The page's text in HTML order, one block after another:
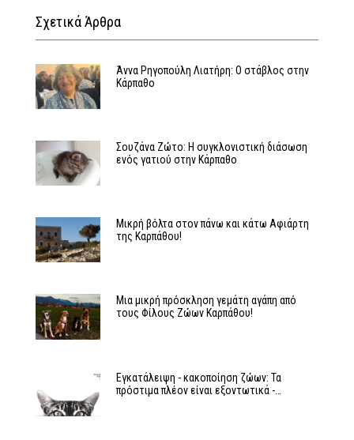
Σχετικά Άρθρα
Άννα Ρηγοπούλη Λιατήρη: Ο στάβλος στην
Κάρπαθο
Σουζάνα Ζώτο: Η συγκλονιστική διάσωση
ενός γατιού στην Κάρπαθο
Μικρή βόλτα στον πάνω και κάτω Αφιάρτη
της Καρπάθου!
Μια μικρή πρόσκληση γεμάτη αγάπη από
τους Φίλους Ζώων Καρπάθου!
Εγκατάλειψη - κακοποίηση ζώων: Τα
πρόστιμα πλέον είναι εξοντωτικά -…